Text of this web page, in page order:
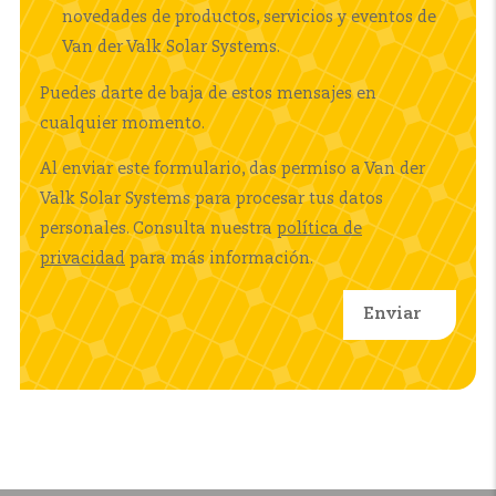
novedades de productos, servicios y eventos de
Van der Valk Solar Systems.
Puedes darte de baja de estos mensajes en
cualquier momento.
Al enviar este formulario, das permiso a Van der
Valk Solar Systems para procesar tus datos
personales. Consulta nuestra política de
privacidad para más información.